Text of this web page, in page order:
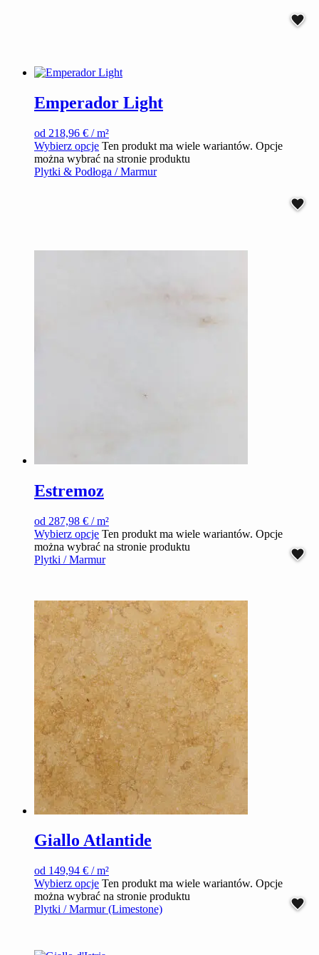
Emperador Light
od 218,96 € / m²
Wybierz opcje Ten produkt ma wiele wariantów. Opcje
można wybrać na stronie produktu
Plytki & Podłoga / Marmur
Estremoz
od 287,98 € / m²
Wybierz opcje Ten produkt ma wiele wariantów. Opcje
można wybrać na stronie produktu
Plytki / Marmur
Giallo Atlantide
od 149,94 € / m²
Wybierz opcje Ten produkt ma wiele wariantów. Opcje
można wybrać na stronie produktu
Plytki / Marmur (Limestone)